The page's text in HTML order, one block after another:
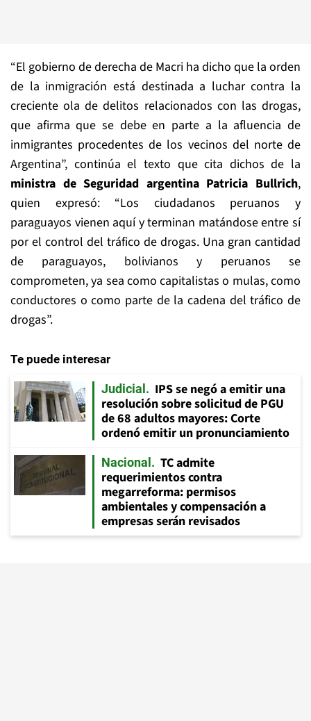
“El gobierno de derecha de Macri ha dicho que la orden
de la inmigración está destinada a luchar contra la
creciente ola de delitos relacionados con las drogas,
que afirma que se debe en parte a la afluencia de
inmigrantes procedentes de los vecinos del norte de
Argentina”, continúa el texto que cita dichos de la
ministra de Seguridad argentina Patricia Bullrich,
quien expresó: “Los ciudadanos peruanos y
paraguayos vienen aquí y terminan matándose entre sí
por el control del tráfico de drogas. Una gran cantidad
de paraguayos, bolivianos y peruanos se
comprometen, ya sea como capitalistas o mulas, como
conductores o como parte de la cadena del tráfico de
drogas”.
Te puede interesar
Judicial
IPS se negó a emitir una
resolución sobre solicitud de PGU
de 68 adultos mayores: Corte
ordenó emitir un pronunciamiento
Nacional
TC admite
requerimientos contra
megarreforma: permisos
ambientales y compensación a
empresas serán revisados